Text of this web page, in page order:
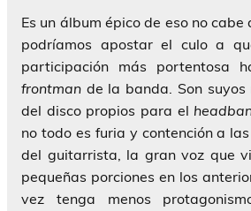
Es un álbum épico de eso no
podríamos apostar el culo a
participación más portentosa
frontman de la banda. Son suyos
del disco propios para el
no todo es furia y contención a
del guitarrista, la gran voz que
pequeñas porciones en los
vez tenga menos